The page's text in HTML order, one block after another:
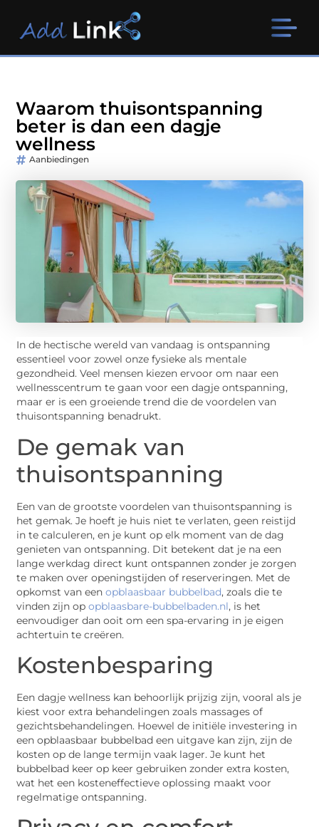
Waarom thuisontspanning
beter is dan een dagje
wellness
Aanbiedingen
In de hectische wereld van vandaag is ontspanning
essentieel voor zowel onze fysieke als mentale
gezondheid. Veel mensen kiezen ervoor om naar een
wellnesscentrum te gaan voor een dagje ontspanning,
maar er is een groeiende trend die de voordelen van
thuisontspanning benadrukt.
De gemak van
thuisontspanning
Een van de grootste voordelen van thuisontspanning is
het gemak. Je hoeft je huis niet te verlaten, geen reistijd
in te calculeren, en je kunt op elk moment van de dag
genieten van ontspanning. Dit betekent dat je na een
lange werkdag direct kunt ontspannen zonder je zorgen
te maken over openingstijden of reserveringen. Met de
opkomst van eenopblaasbaar bubbelbad, zoals die te
vinden zijn opopblaasbare-bubbelbaden.nl, is het
eenvoudiger dan ooit om een spa-ervaring in je eigen
achtertuin te creëren.
Kostenbesparing
Een dagje wellness kan behoorlijk prijzig zijn, vooral als je
kiest voor extra behandelingen zoals massages of
gezichtsbehandelingen. Hoewel de initiële investering in
een opblaasbaar bubbelbad een uitgave kan zijn, zijn de
kosten op de lange termijn vaak lager. Je kunt het
bubbelbad keer op keer gebruiken zonder extra kosten,
wat het een kosteneffectieve oplossing maakt voor
regelmatige ontspanning.